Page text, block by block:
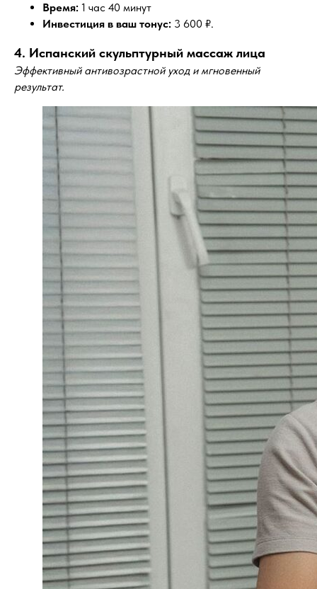
Время: 1 час 40 минут
Инвестиция в ваш тонус: 3 600 ₽.
4. Испанский скульптурный массаж лица
Эффективный антивозрастной уход и мгновенный
результат.